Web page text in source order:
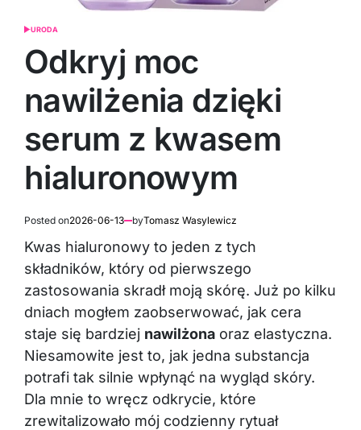
POSTED
URODA
Odkryj moc
nawilżenia dzięki
serum z kwasem
hialuronowym
Posted on2026-06-13 byTomasz Wasylewicz
Kwas hialuronowy to jeden z tych
składników, który od pierwszego
zastosowania skradł moją skórę. Już po kilku
dniach mogłem zaobserwować, jak cera
staje się bardziej nawilżona oraz elastyczna.
Niesamowite jest to, jak jedna substancja
potrafi tak silnie wpłynąć na wygląd skóry.
Dla mnie to wręcz odkrycie, które
zrewitalizowało mój codzienny rytuał